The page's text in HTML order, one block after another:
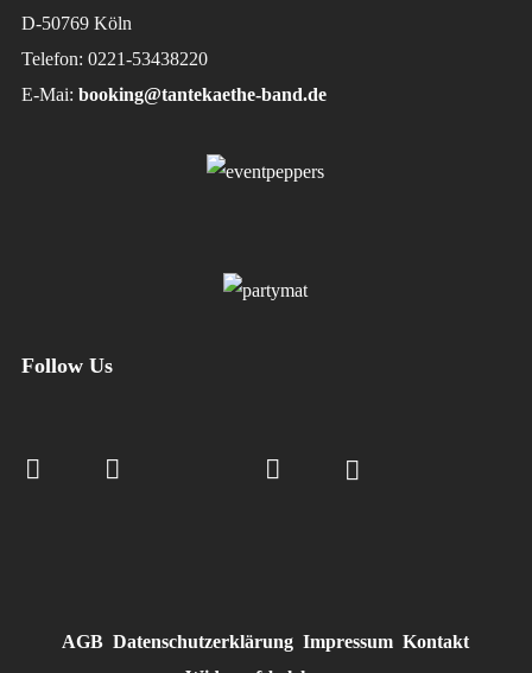
D-50769 Köln
Telefon: 0221-53438220
E-Mai: booking@tantekaethe-band.de
Follow Us
AGB Datenschutzerklärung Impressum Kontakt